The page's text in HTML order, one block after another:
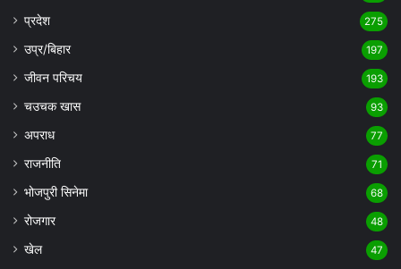
प्रदेश 275
उप्र/बिहार 197
जीवन परिचय 193
चउचक खास 93
अपराध 77
राजनीति 71
भोजपुरी सिनेमा 68
रोजगार 48
खेल 47